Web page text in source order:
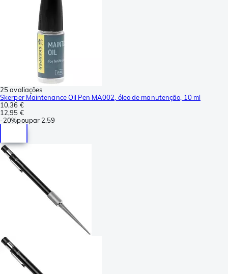
25 avaliações
Skerper Maintenance Oil Pen MA002, óleo de manutenção, 10 ml
10,36 €
12,95 €
-20%poupar 2,59